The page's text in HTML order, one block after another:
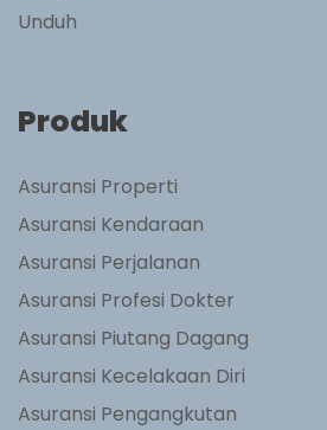
Unduh
Produk
Asuransi Properti
Asuransi Kendaraan
Asuransi Perjalanan
Asuransi Profesi Dokter
Asuransi Piutang Dagang
Asuransi Kecelakaan Diri
Asuransi Pengangkutan